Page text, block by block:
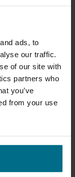
ads, to
our traffic.
of our site with
partners who
you’ve
from your use
срокове за